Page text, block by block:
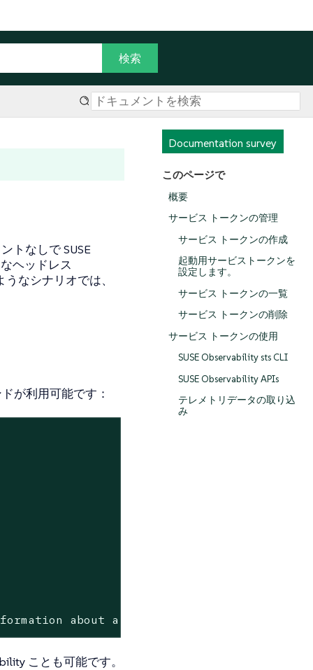
Documentation survey
このページで
概要
サービス トークンの管理
サービス トークンの作成
起動用サービストークンを
設定します。
サービス トークンの一覧
サービス トークンの削除
サービス トークンの使用
SUSE Observability sts CLI
SUSE Observability APIs
テレメトリデータの取り込
み
トなしで SUSE
ヘッドレス
なシナリオでは、
が利用可能です：
about a
ことも可能です。